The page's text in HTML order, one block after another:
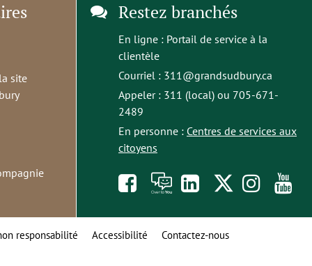
site
Restez branchés
En ligne : Portail de service à la
clientèle
Courriel : 311@grandsudbury.ca
Appeler : 311 (local) ou 705-671-
2489
En personne : Centres de services aux
citoyens
Like
us
on
À
toi
la
opens
in
a
Follow
us us
responsabilité Accessibilité
Contactez-nous